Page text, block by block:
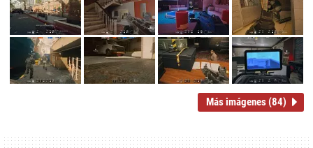
Más imágenes (84)